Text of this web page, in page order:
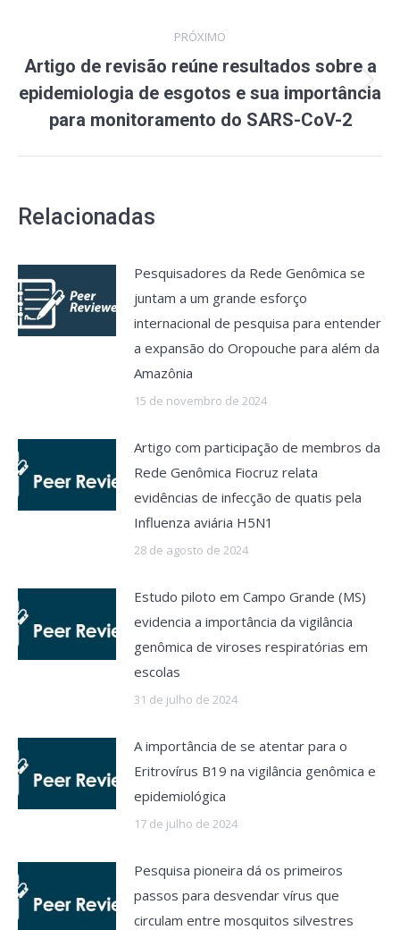
PRÓXIMO
Próximo
post:
Artigo de revisão reúne resultados sobre a
epidemiologia de esgotos e sua importância
para monitoramento do SARS-CoV-2
Relacionadas
Pesquisadores da Rede Genômica se
juntam a um grande esforço
internacional de pesquisa para entender
a expansão do Oropouche para além da
Amazônia
15 de novembro de 2024
Artigo com participação de membros da
Rede Genômica Fiocruz relata
evidências de infecção de quatis pela
Influenza aviária H5N1
28 de agosto de 2024
Estudo piloto em Campo Grande (MS)
evidencia a importância da vigilância
genômica de viroses respiratórias em
escolas
31 de julho de 2024
A importância de se atentar para o
Eritrovírus B19 na vigilância genômica e
epidemiológica
17 de julho de 2024
Pesquisa pioneira dá os primeiros
passos para desvendar vírus que
circulam entre mosquitos silvestres